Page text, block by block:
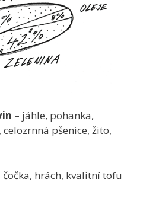
– jáhle, pohanka,
pšenice, žito,
čočka, hrách, kvalitní tofu